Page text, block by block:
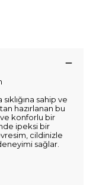
sahip ve
hazırlanan bu
konforlu bir
ipeksi bir
cildinizle
sağlar.